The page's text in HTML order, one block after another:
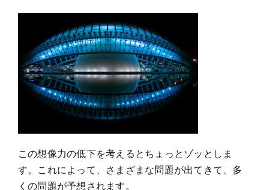
この想像力の低下を考えるとちょっとゾッとしま
す。これによって、さまざまな問題が出てきて、多
くの問題が予想されます。